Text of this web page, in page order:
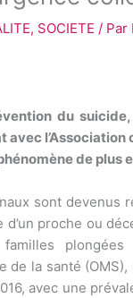
, SOCIETE / Par
du
avec
de plus
sont devenus
proche ou
de la santé
avec une